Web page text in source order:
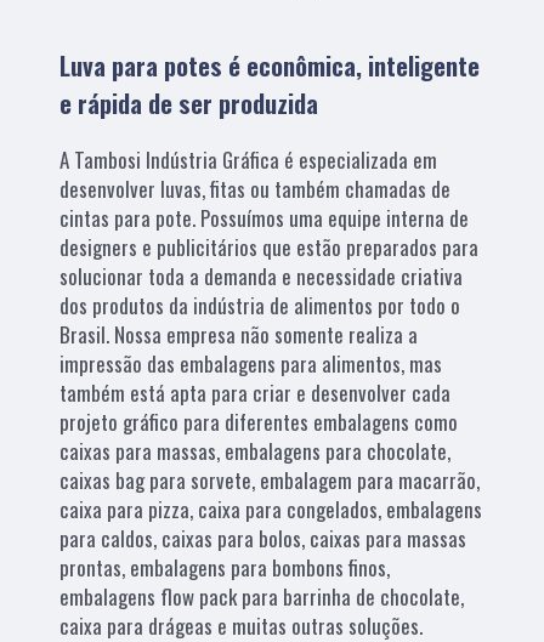
Luva para potes é econômica, inteligente
e rápida de ser produzida
A Tambosi Indústria Gráfica é especializada em
desenvolver luvas, fitas ou também chamadas de
cintas para pote. Possuímos uma equipe interna de
designers e publicitários que estão preparados para
solucionar toda a demanda e necessidade criativa
dos produtos da indústria de alimentos por todo o
Brasil. Nossa empresa não somente realiza a
impressão das embalagens para alimentos, mas
também está apta para criar e desenvolver cada
projeto gráfico para diferentes embalagens como
caixas para massas, embalagens para chocolate,
caixas bag para sorvete, embalagem para macarrão,
caixa para pizza, caixa para congelados, embalagens
para caldos, caixas para bolos, caixas para massas
prontas, embalagens para bombons finos,
embalagens flow pack para barrinha de chocolate,
caixa para drágeas e muitas outras soluções.